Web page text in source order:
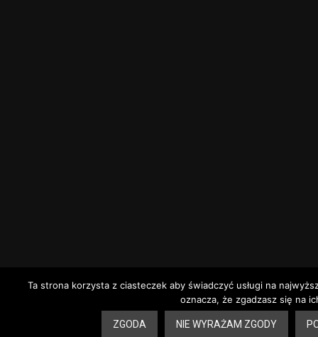
Ta strona korzysta z ciasteczek aby świadczyć usługi na
oznacza, że zgadzasz się na
ZGODA NIE WYRAŻAM ZGODY